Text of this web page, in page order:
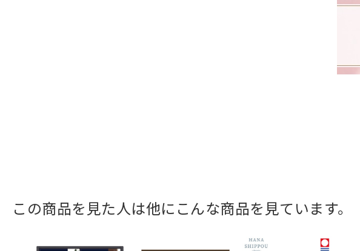
この商品を見た人は他にこんな商品を見ています。